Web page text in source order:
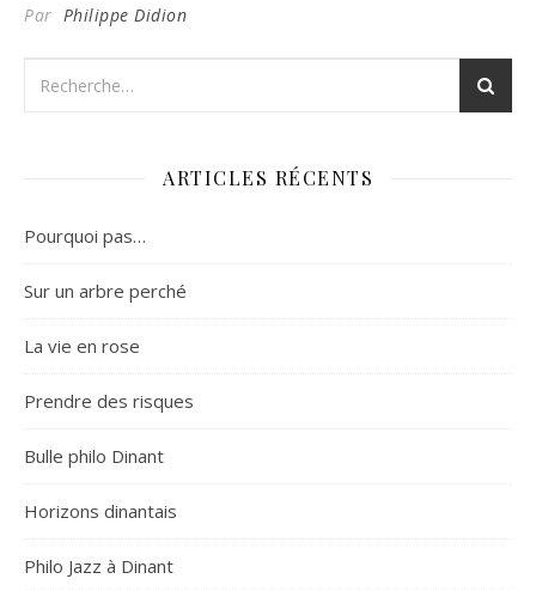
Par Philippe Didion
ARTICLES RÉCENTS
Pourquoi pas…
Sur un arbre perché
La vie en rose
Prendre des risques
Bulle philo Dinant
Horizons dinantais
Philo Jazz à Dinant